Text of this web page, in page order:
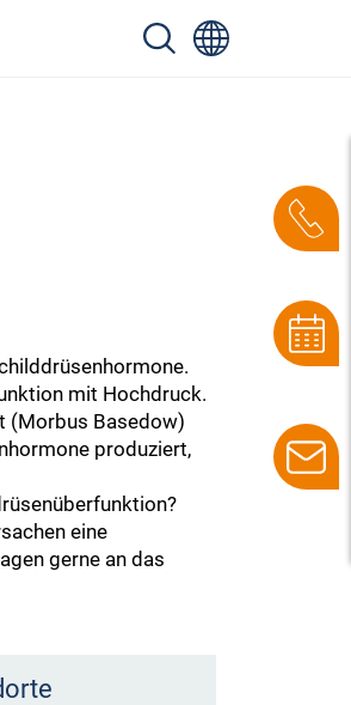
mit Hochdruck.
(Morbus Basedow)
produziert,
eine
gerne an das